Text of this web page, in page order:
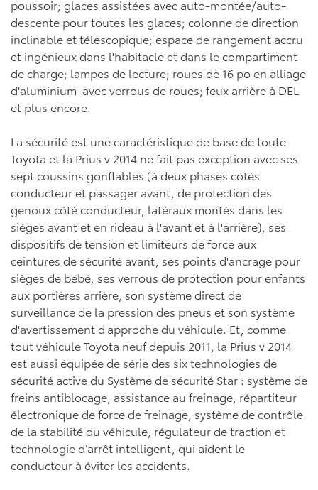
poussoir; glaces assistées avec auto-montée/auto-
descente pour toutes les glaces; colonne de direction
inclinable et télescopique; espace de rangement accru
et ingénieux dans l'habitacle et dans le compartiment
de charge; lampes de lecture; roues de 16 po en alliage
d'aluminium avec verrous de roues; feux arrière à DEL
et plus encore.
La sécurité est une caractéristique de base de toute
Toyota et la Prius v 2014 ne fait pas exception avec ses
sept coussins gonflables (à deux phases côtés
conducteur et passager avant, de protection des
genoux côté conducteur, latéraux montés dans les
sièges avant et en rideau à l'avant et à l'arrière), ses
dispositifs de tension et limiteurs de force aux
ceintures de sécurité avant, ses points d'ancrage pour
sièges de bébé, ses verrous de protection pour enfants
aux portières arrière, son système direct de
surveillance de la pression des pneus et son système
d'avertissement d'approche du véhicule. Et, comme
tout véhicule Toyota neuf depuis 2011, la Prius v 2014
est aussi équipée de série des six technologies de
sécurité active du Système de sécurité Star : système de
freins antiblocage, assistance au freinage, répartiteur
électronique de force de freinage, système de contrôle
de la stabilité du véhicule, régulateur de traction et
technologie d’arrêt intelligent, qui aident le
conducteur à éviter les accidents.